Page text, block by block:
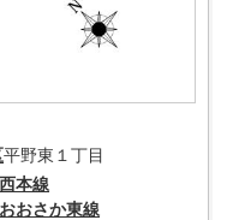
平野東１丁目
本線
おおさか東線